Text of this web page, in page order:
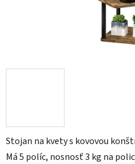
Stojan na kvety s kovovou
Má 5 políc, nosnosť 3 kg na